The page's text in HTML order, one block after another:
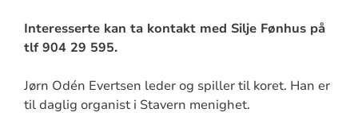
Interesserte kan ta kontakt med Silje Fønhus på
tlf 904 29 595.
Jørn Odén Evertsen leder og spiller til koret. Han er
til daglig organist i Stavern menighet.